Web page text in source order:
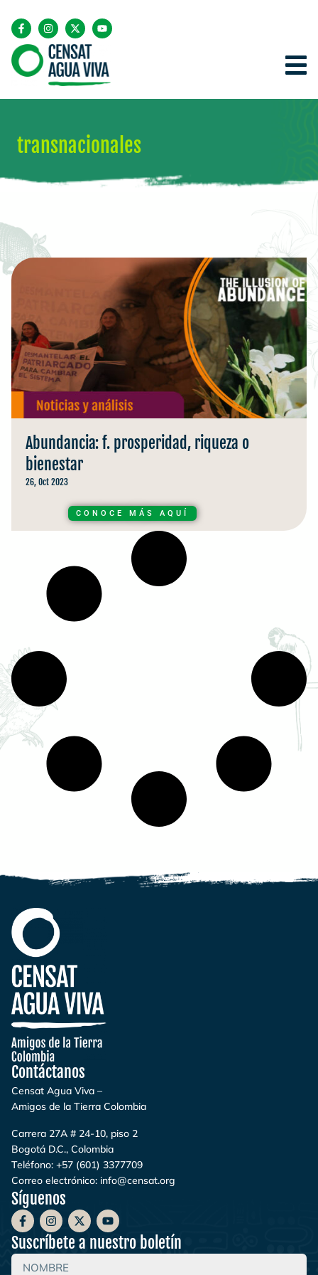
transnacionales
Abundancia: f. prosperidad, riqueza o
bienestar
26, Oct 2023
CONOCE MÁS AQUÍ
Contáctanos
Censat Agua Viva –
Amigos de la Tierra Colombia
Carrera 27A # 24-10, piso 2
Bogotá D.C., Colombia
Teléfono: +57 (601) 3377709
Correo electrónico: info@censat.org
Síguenos
Suscríbete a nuestro boletín